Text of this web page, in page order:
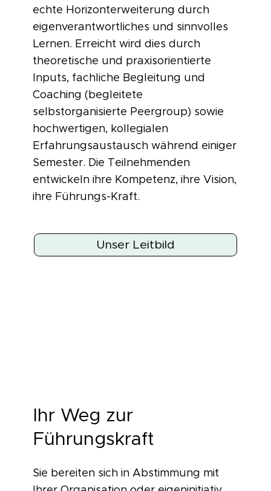
echte Horizonterweiterung durch
eigenverantwortliches und sinnvolles
Lernen. Erreicht wird dies durch
theoretische und praxisorientierte
Inputs, fachliche Begleitung und
Coaching (begleitete
selbstorganisierte Peergroup) sowie
hochwertigen, kollegialen
Erfahrungsaustausch während einiger
Semester. Die Teilnehmenden
entwickeln ihre Kompetenz, ihre Vision,
ihre Führungs-Kraft.
Unser Leitbild
Ihr Weg zur
Führungskraft
Sie bereiten sich in Abstimmung mit